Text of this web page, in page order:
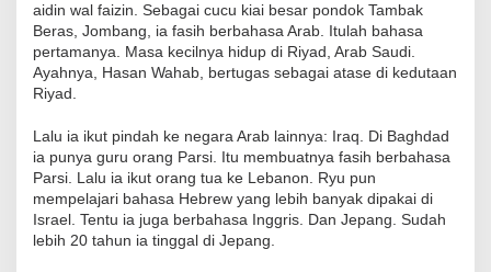
aidin wal faizin. Sebagai cucu kiai besar pondok Tambak
Beras, Jombang, ia fasih berbahasa Arab. Itulah bahasa
pertamanya. Masa kecilnya hidup di Riyad, Arab Saudi.
Ayahnya, Hasan Wahab, bertugas sebagai atase di kedutaan
Riyad.
Lalu ia ikut pindah ke negara Arab lainnya: Iraq. Di Baghdad
ia punya guru orang Parsi. Itu membuatnya fasih berbahasa
Parsi. Lalu ia ikut orang tua ke Lebanon. Ryu pun
mempelajari bahasa Hebrew yang lebih banyak dipakai di
Israel. Tentu ia juga berbahasa Inggris. Dan Jepang. Sudah
lebih 20 tahun ia tinggal di Jepang.